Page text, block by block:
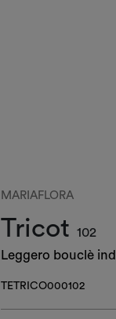
MARIAFLORA
Tricot 102
Leggero bouclè
TETRICO000102